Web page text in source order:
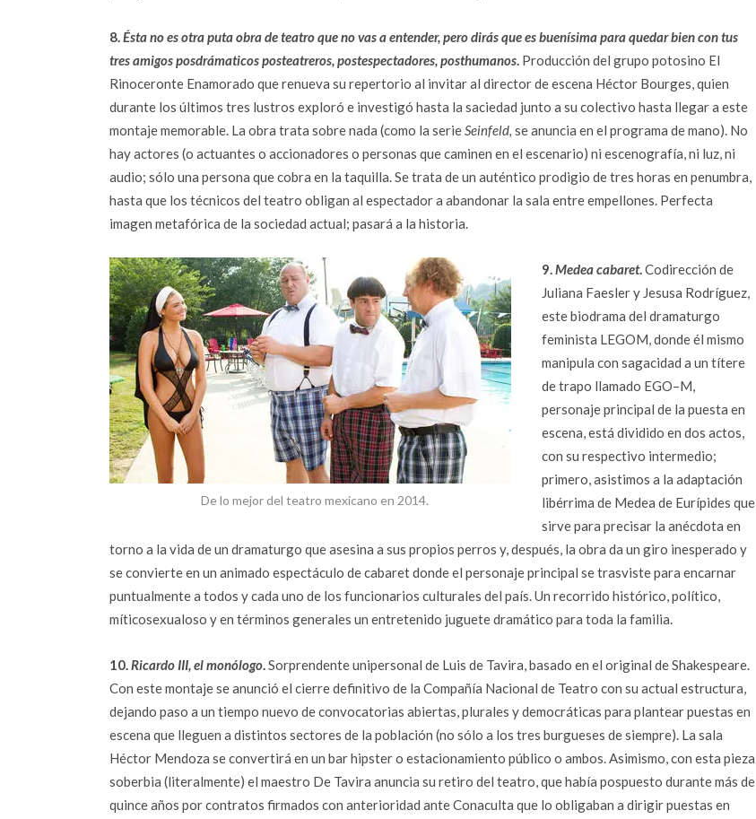
8.Ésta no es otra puta obra de teatro que no vas a entender, pero dirás que es buenísima para quedar bien con tus
tres amigos posdrámaticos posteatreros, postespectadores, posthumanos. Producción del grupo potosino El
Rinoceronte Enamorado que renueva su repertorio al invitar al director de escena Héctor Bourges, quien
durante los últimos tres lustros exploró e investigó hasta la saciedad junto a su colectivo hasta llegar a este
montaje memorable. La obra trata sobre nada (como la serieSeinfeld, se anuncia en el programa de mano). No
hay actores (o actuantes o accionadores o personas que caminen en el escenario) ni escenografía, ni luz, ni
audio; sólo una persona que cobra en la taquilla. Se trata de un auténtico prodigio de tres horas en penumbra,
hasta que los técnicos del teatro obligan al espectador a abandonar la sala entre empellones. Perfecta
imagen metafórica de la sociedad actual; pasará a la historia.
De lo mejor del teatro mexicano en 2014.
9.Medea cabaret.Codirección de
Juliana Faesler y Jesusa Rodríguez,
este biodrama del dramaturgo
feminista LEGOM, donde él mismo
manipula con sagacidad a un títere
de trapo llamado EGO–M,
personaje principal de la puesta en
escena, está dividido en dos actos,
con su respectivo intermedio;
primero, asistimos a la adaptación
libérrima de Medea de Eurípides que
sirve para precisar la anécdota en
torno a la vida de un dramaturgo que asesina a sus propios perros y, después, la obra da un giro inesperado y
se convierte en un animado espectáculo de cabaret donde el personaje principal se trasviste para encarnar
puntualmente a todos y cada uno de los funcionarios culturales del país. Un recorrido histórico, político,
míticosexualoso y en términos generales un entretenido juguete dramático para toda la familia.
10.Ricardo III, el monólogo.Sorprendente unipersonal de Luis de Tavira, basado en el original de Shakespeare.
Con este montaje se anunció el cierre definitivo de la Compañía Nacional de Teatro con su actual estructura,
dejando paso a un tiempo nuevo de convocatorias abiertas, plurales y democráticas para plantear puestas en
escena que lleguen a distintos sectores de la población (no sólo a los tres burgueses de siempre). La sala
Héctor Mendoza se convertirá en un bar hipster o estacionamiento público o ambos. Asimismo, con esta pieza
soberbia (literalmente) el maestro De Tavira anuncia su retiro del teatro, que había pospuesto durante más de
quince años por contratos firmados con anterioridad ante Conaculta que lo obligaban a dirigir puestas en